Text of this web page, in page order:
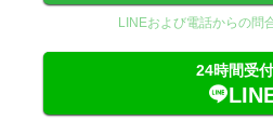
LINEおよび電話からの問
24時間受